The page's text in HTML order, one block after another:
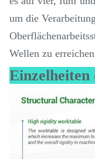
um die
Wellen zu
Einzelheiten